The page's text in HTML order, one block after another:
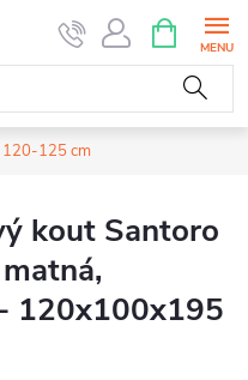
NÁKUPNÍ
KOŠÍK
120-125 cm
kout Santoro
120x100x195